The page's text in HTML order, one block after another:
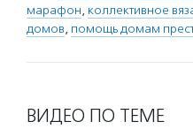
марафон, коллективное
домов, помощь домам
ВИДЕО ПО ТЕМЕ